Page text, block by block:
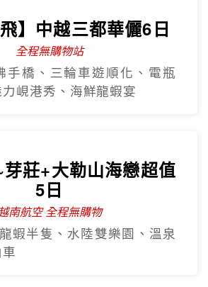
飛】中越三都華儷6日
全程無購物站
手橋、三輪車遊順化、電瓶
峴港秀、海鮮龍蝦宴
莊+大勒山海戀超值
5日
南航空 全程無購物
蝦半隻、水陸雙樂園、溫泉